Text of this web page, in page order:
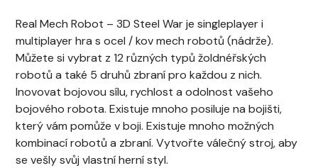
Real Mech Robot – 3D Steel War je singleplayer i
multiplayer hra s ocel / kov mech robotů (nádrže).
Můžete si vybrat z 12 různých typů žoldnéřských
robotů a také 5 druhů zbraní pro každou z nich.
Inovovat bojovou sílu, rychlost a odolnost vašeho
bojového robota. Existuje mnoho posiluje na bojišti,
který vám pomůže v boji. Existuje mnoho možných
kombinací robotů a zbraní. Vytvořte válečný stroj, aby
se vešly svůj vlastní herní styl.